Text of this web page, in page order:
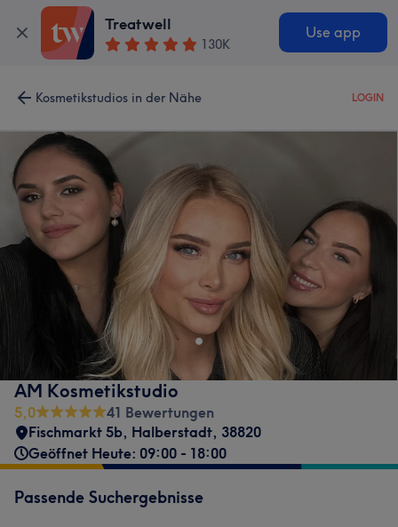
Treatwell
130K
Use app
Kosmetikstudios in der Nähe LOGIN
AM Kosmetikstudio
5,0
41 Bewertungen
Fischmarkt 5b, Halberstadt, 38820
Geöffnet Heute: 09:00 - 18:00
Passende Suchergebnisse